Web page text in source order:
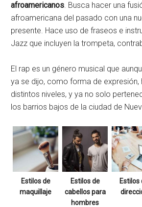
afroamericanos. Busca hacer una
afroamericana del pasado con una
presente. Hace uso de fraseos e
Jazz que incluyen la trompeta,
El rap es un género musical que
ya se dijo, como forma de expresión,
distintos niveles, y ya no solo
los barrios bajos de la ciudad de
Estilos de
maquillaje
Estilos de
cabellos para
hombres
Estilos